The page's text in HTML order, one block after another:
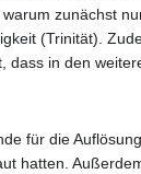
zunächst
(Trinität).
dass in den
für die
hatten.